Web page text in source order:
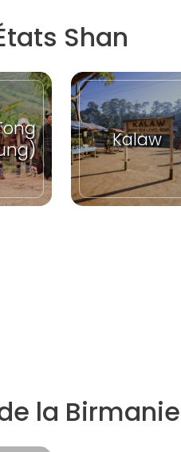
Shan
Kalaw
la Birmanie